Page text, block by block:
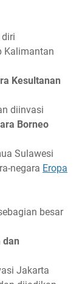
Kalimantan
Kesultanan
diinvasi
Borneo
Sulawesi
negara Eropa
besar
dan
Jakarta